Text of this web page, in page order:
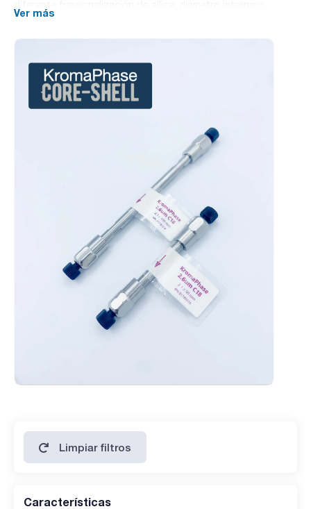
dimensiones.
Ver más
Limpiar filtros
Características